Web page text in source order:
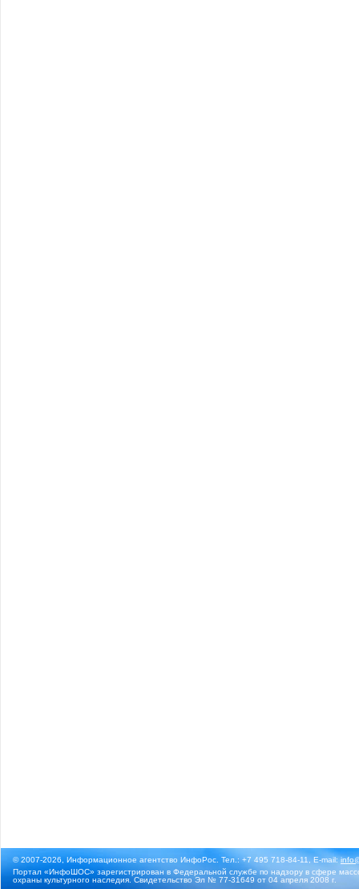
© 2007-2026, Информационное агентство ИнфоРос. Тел.: +7 495 718-84-11, E-mail:
Портал «ИнфоШОС» зарегистрирован в Федеральной службе по надзору в сфере
охраны культурного наследия. Свидетельство Эл № 77-31649 от 04 апреля 2008 г.